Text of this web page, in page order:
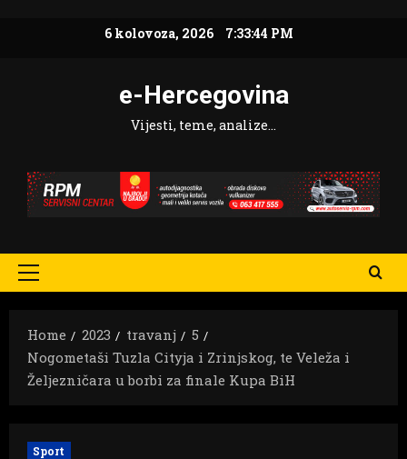
6 kolovoza, 2026 7:33:45 PM
e-Hercegovina
Vijesti, teme, analize…
Primary
Home
2023 travanj
5
Nogometaši Tuzla Cityja i Zrinjskog, te Veleža i
Željezničara u borbi za finale Kupa BiH
Sport